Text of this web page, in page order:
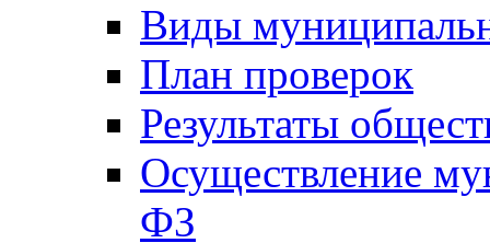
Виды
План проверок
Результаты
Осуществление
ФЗ